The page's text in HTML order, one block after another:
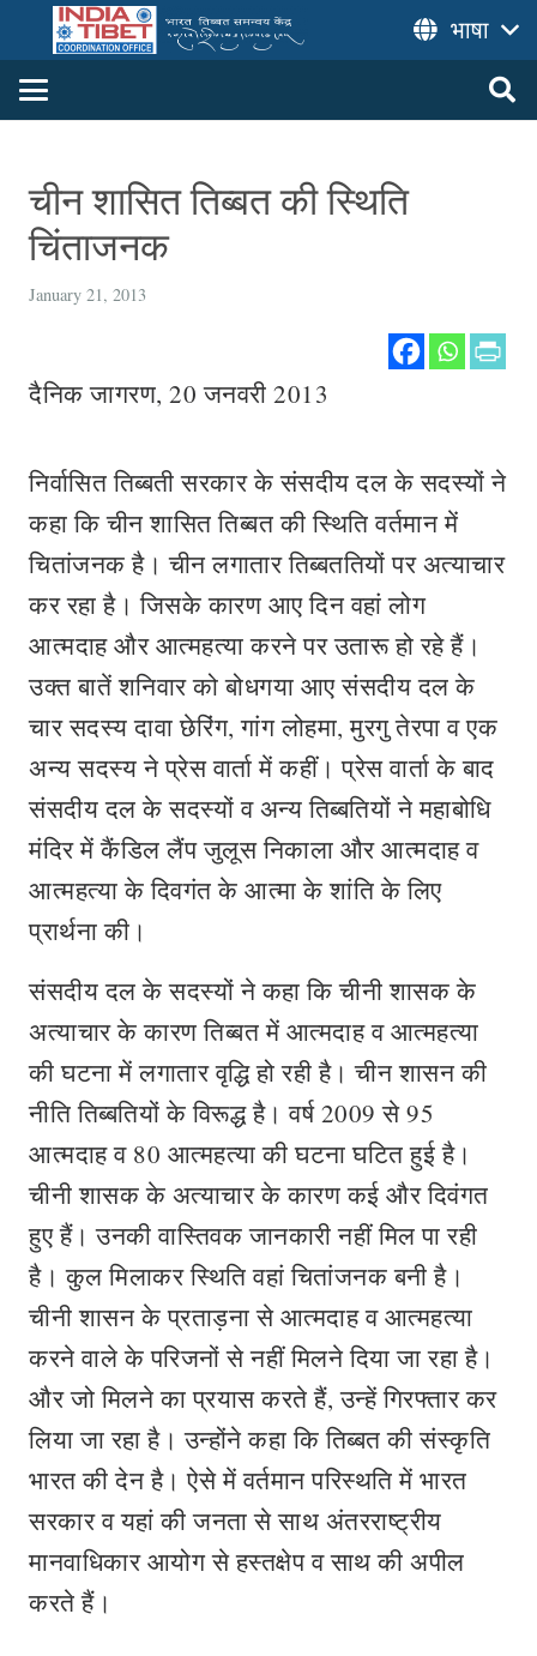
भाषा
चीन शासित तिब्बत की स्थिति
चिंताजनक
January 21, 2013
दैनिक जागरण, 20 जनवरी 2013
निर्वासित तिब्बती सरकार के संसदीय दल के सदस्यों ने
कहा कि चीन शासित तिब्बत की स्थिति वर्तमान में
चितांजनक है। चीन लगातार तिब्बततियों पर अत्याचार
कर रहा है। जिसके कारण आए दिन वहां लोग
आत्मदाह और आत्महत्या करने पर उतारू हो रहे हैं।
उक्त बातें शनिवार को बोधगया आए संसदीय दल के
चार सदस्य दावा छेरिंग, गांग लोहमा, मुरगु तेरपा व एक
अन्य सदस्य ने प्रेस वार्ता में कहीं। प्रेस वार्ता के बाद
संसदीय दल के सदस्यों व अन्य तिब्बतियों ने महाबोधि
मंदिर में कैंडिल लैंप जुलूस निकाला और आत्मदाह व
आत्महत्या के दिवगंत के आत्मा के शांति के लिए
प्रार्थना की।
संसदीय दल के सदस्यों ने कहा कि चीनी शासक के
अत्याचार के कारण तिब्बत में आत्मदाह व आत्महत्या
की घटना में लगातार वृद्धि हो रही है। चीन शासन की
नीति तिब्बतियों के विरूद्ध है। वर्ष 2009 से 95
आत्मदाह व 80 आत्महत्या की घटना घटित हुई है।
चीनी शासक के अत्याचार के कारण कई और दिवंगत
हुए हैं। उनकी वास्तिवक जानकारी नहीं मिल पा रही
है। कुल मिलाकर स्थिति वहां चितांजनक बनी है।
चीनी शासन के प्रताड़ना से आत्मदाह व आत्महत्या
करने वाले के परिजनों से नहीं मिलने दिया जा रहा है।
और जो मिलने का प्रयास करते हैं, उन्हें गिरफ्तार कर
लिया जा रहा है। उन्होंने कहा कि तिब्बत की संस्कृति
भारत की देन है। ऐसे में वर्तमान परिस्थति में भारत
सरकार व यहां की जनता से साथ अंतरराष्ट्रीय
मानवाधिकार आयोग से हस्तक्षेप व साथ की अपील
करते हैं।